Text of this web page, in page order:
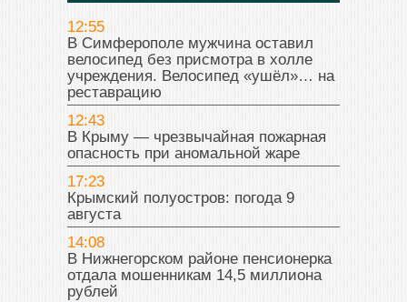
12:55
В Симферополе мужчина оставил
велосипед без присмотра в холле
учреждения. Велосипед «ушёл»… на
реставрацию
12:43
В Крыму — чрезвычайная пожарная
опасность при аномальной жаре
17:23
Крымский полуостров: погода 9
августа
14:08
В Нижнегорском районе пенсионерка
отдала мошенникам 14,5 миллиона
рублей